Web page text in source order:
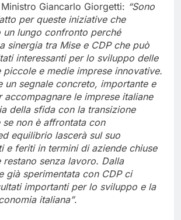
Giancarlo Giorgetti: “Sono
per queste iniziative che
lungo confronto perché
sinergia tra Mise e CDP che può
interessanti per lo sviluppo delle
piccole e medie imprese innovative.
un segnale concreto, importante e
accompagnare le imprese italiane
della sfida con la transizione
non è affrontata con
equilibrio lascerà sul suo
e feriti in termini di aziende chiuse
restano senza lavoro. Dalla
già sperimentata con CDP ci
importanti per lo sviluppo e la
italiana”.